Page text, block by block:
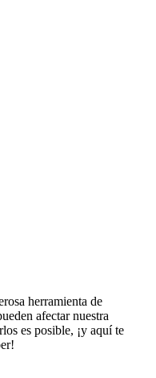
herramienta de
afectar nuestra
es posible, ¡y aquí te